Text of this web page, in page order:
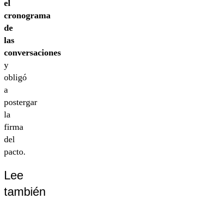
el
cronograma
de
las
conversaciones
y
obligó
a
postergar
la
firma
del
pacto.
Lee
también